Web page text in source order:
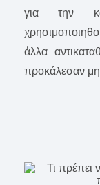
για την
άλλα
προκάλεσαν μη